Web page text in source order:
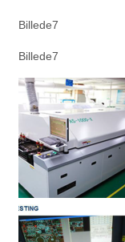
Billede7
Billede7